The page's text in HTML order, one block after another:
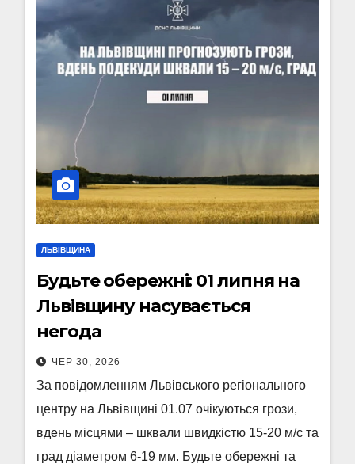
ЛЬВІВЩИНА
Будьте обережні: 01 липня на
Львівщину насувається
негода
ЧЕР 30, 2026
За повідомленням Львівського регіонального
центру на Львівщині 01.07 очікуються грози,
вдень місцями – шквали швидкістю 15-20 м/с та
град діаметром 6-19 мм. Будьте обережні та